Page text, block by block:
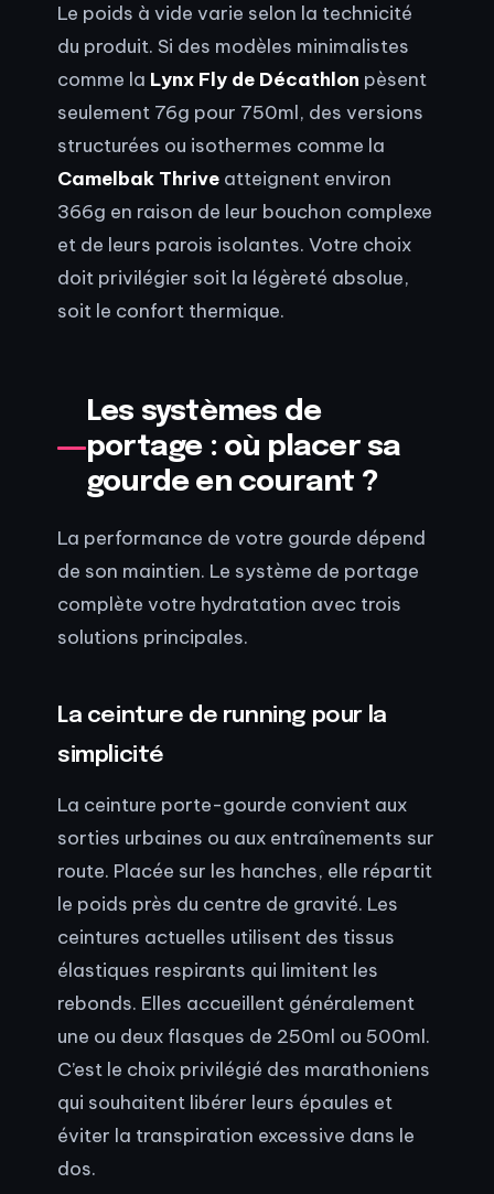
Le poids à vide varie selon la technicité
du produit. Si des modèles minimalistes
comme la Lynx Fly de Décathlon pèsent
seulement 76g pour 750ml, des versions
structurées ou isothermes comme la
Camelbak Thrive atteignent environ
366g en raison de leur bouchon complexe
et de leurs parois isolantes. Votre choix
doit privilégier soit la légèreté absolue,
soit le confort thermique.
Les systèmes de
portage : où placer sa
gourde en courant ?
La performance de votre gourde dépend
de son maintien. Le système de portage
complète votre hydratation avec trois
solutions principales.
La ceinture de running pour la
simplicité
La ceinture porte-gourde convient aux
sorties urbaines ou aux entraînements sur
route. Placée sur les hanches, elle répartit
le poids près du centre de gravité. Les
ceintures actuelles utilisent des tissus
élastiques respirants qui limitent les
rebonds. Elles accueillent généralement
une ou deux flasques de 250ml ou 500ml.
C’est le choix privilégié des marathoniens
qui souhaitent libérer leurs épaules et
éviter la transpiration excessive dans le
dos.